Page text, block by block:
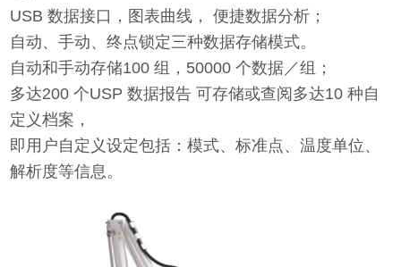
USB 数据接口，图表曲线， 便捷数据分析；
自动、手动、终点锁定三种数据存储模式。
自动和手动存储100 组，50000 个数据／组；
多达200 个USP 数据报告 可存储或查阅多达10 种自
定义档案，
即用户自定义设定包括：模式、标准点、温度单位、
解析度等信息。